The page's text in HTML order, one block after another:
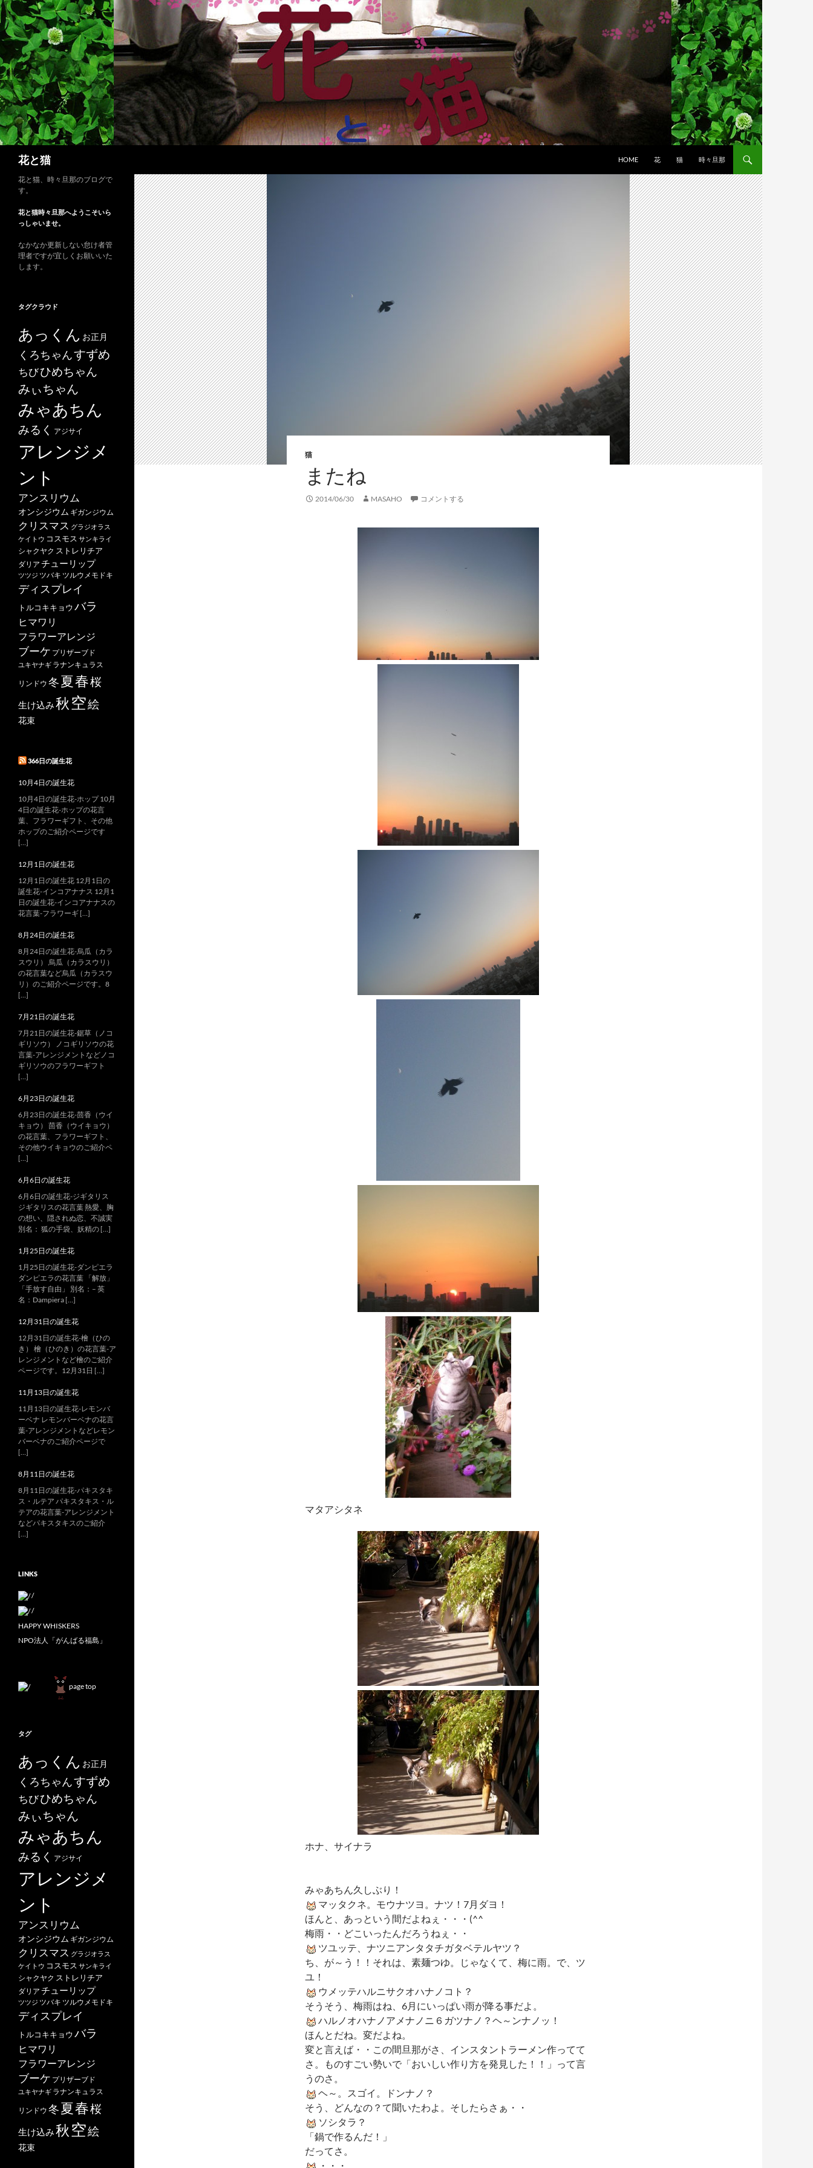
コ
ン
テ
ツ
へ
ス
キ
ッ
プ
花と猫 HOME 花 猫 時々旦那
猫
またね
2014/06/30 MASAHO コメントする
マタアシタネ
ホナ、サイナラ
みゃあちん久しぶり！
マッタクネ。モウナツヨ。ナツ！7月ダヨ！
ほんと、あっという間だよねぇ・・・(^^ゞ
梅雨・・どこいったんだろうねぇ・・
ツユッテ、ナツニアンタタチガタベテルヤツ？
ち、が～う！！それは、素麺つゆ。じゃなくて、梅に雨。で、ツ
ユ！
ウメッテハルニサクオハナノコト？
そうそう、梅雨はね、6月にいっぱい雨が降る事だよ。
ハルノオハナノアメナノニ６ガツナノ？ヘ～ンナノッ！
ほんとだね。変だよね。
変と言えば・・この間旦那がさ、インスタントラーメン作ってて
さ。ものすごい勢いで「おいしい作り方を発見した！！」って言
うのさ。
ヘ～。スゴイ。ドンナノ？
そう、どんなの？て聞いたわよ。そしたらさぁ・・
ソシタラ？
「鍋で作るんだ！」
だってさ。
・・・
花と猫、時々旦那のブログで
す。
花と猫時々旦那へようこそいら
っしゃいませ。
なかなか更新しない怠け者管
理者ですが宜しくお願いいた
します。
タグクラウド
あっくん お正月
くろちゃんすずめ
ちびひめちゃん
みぃちゃん
みゃあちん
みるく アジサイ
アレンジメ
ント
アンスリウム
オンシジウム ギガンジウム
クリスマス グラジオラス
ケイトウ コスモス サンキライ
シャクヤク ストレリチア
ダリア チューリップ
ツツジ ツバキ ツルウメモドキ
ディスプレイ
トルコキキョウ バラ
ヒマワリ
フラワーアレンジ
ブーケ プリザーブド
ユキヤナギ ラナンキュラス
リンドウ 冬夏春桜
生け込み秋 空絵
花束
366日の誕生花
10月4日の誕生花
10月4日の誕生花-ホップ 10月
4日の誕生花-ホップの花言
葉、フラワーギフト、その他
ホップのご紹介ページです
[…]
12月1日の誕生花
12月1日の誕生花 12月1日の
誕生花-インコアナナス 12月1
日の誕生花-インコアナナスの
花言葉-フラワーギ […]
8月24日の誕生花
8月24日の誕生花-烏瓜（カラ
スウリ） 烏瓜（カラスウリ）
の花言葉など烏瓜（カラスウ
リ）のご紹介ページです。8
[…]
7月21日の誕生花
7月21日の誕生花-鋸草（ノコ
ギリソウ） ノコギリソウの花
言葉-アレンジメントなどノコ
ギリソウのフラワーギフト
[…]
6月23日の誕生花
6月23日の誕生花-茴香（ウイ
キョウ） 茴香（ウイキョウ）
の花言葉、フラワーギフト、
その他ウイキョウのご紹介ペ
[…]
6月6日の誕生花
6月6日の誕生花-ジギタリス
ジギタリスの花言葉 熱愛、胸
の想い、隠されぬ恋、不誠実
別名： 狐の手袋、妖精の […]
1月25日の誕生花
1月25日の誕生花-ダンピエラ
ダンピエラの花言葉 「解放」
「手放す自由」 別名：– 英
名：Dampiera […]
12月31日の誕生花
12月31日の誕生花-檜（ひの
き） 檜（ひのき）の花言葉-ア
レンジメントなど檜のご紹介
ページです。12月31日 […]
11月13日の誕生花
11月13日の誕生花-レモンバ
ーベナ レモンバーベナの花言
葉-アレンジメントなどレモン
バーベナのご紹介ページで
[…]
8月11日の誕生花
8月11日の誕生花-パキスタキ
ス・ルテア パキスタキス・ル
テアの花言葉-アレンジメント
などパキスタキスのご紹介
[…]
LINKS
/
/
HAPPY WHISKERS
NPO法人「がんばる福島」
page top
タグ
あっくん お正月
くろちゃんすずめ
ちびひめちゃん
みぃちゃん
みゃあちん
みるく アジサイ
アレンジメ
ント
アンスリウム
オンシジウム ギガンジウム
クリスマス グラジオラス
ケイトウ コスモス サンキライ
シャクヤク ストレリチア
ダリア チューリップ
ツツジ ツバキ ツルウメモドキ
ディスプレイ
トルコキキョウ バラ
ヒマワリ
フラワーアレンジ
ブーケ プリザーブド
ユキヤナギ ラナンキュラス
リンドウ 冬夏春桜
生け込み秋 空絵
花束